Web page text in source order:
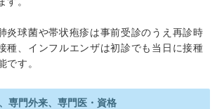
炎球菌や帯状疱疹は事前受診のうえ再診時
種、インフルエンザは初診でも当日に接種
です。
専門外来、専門医・資格